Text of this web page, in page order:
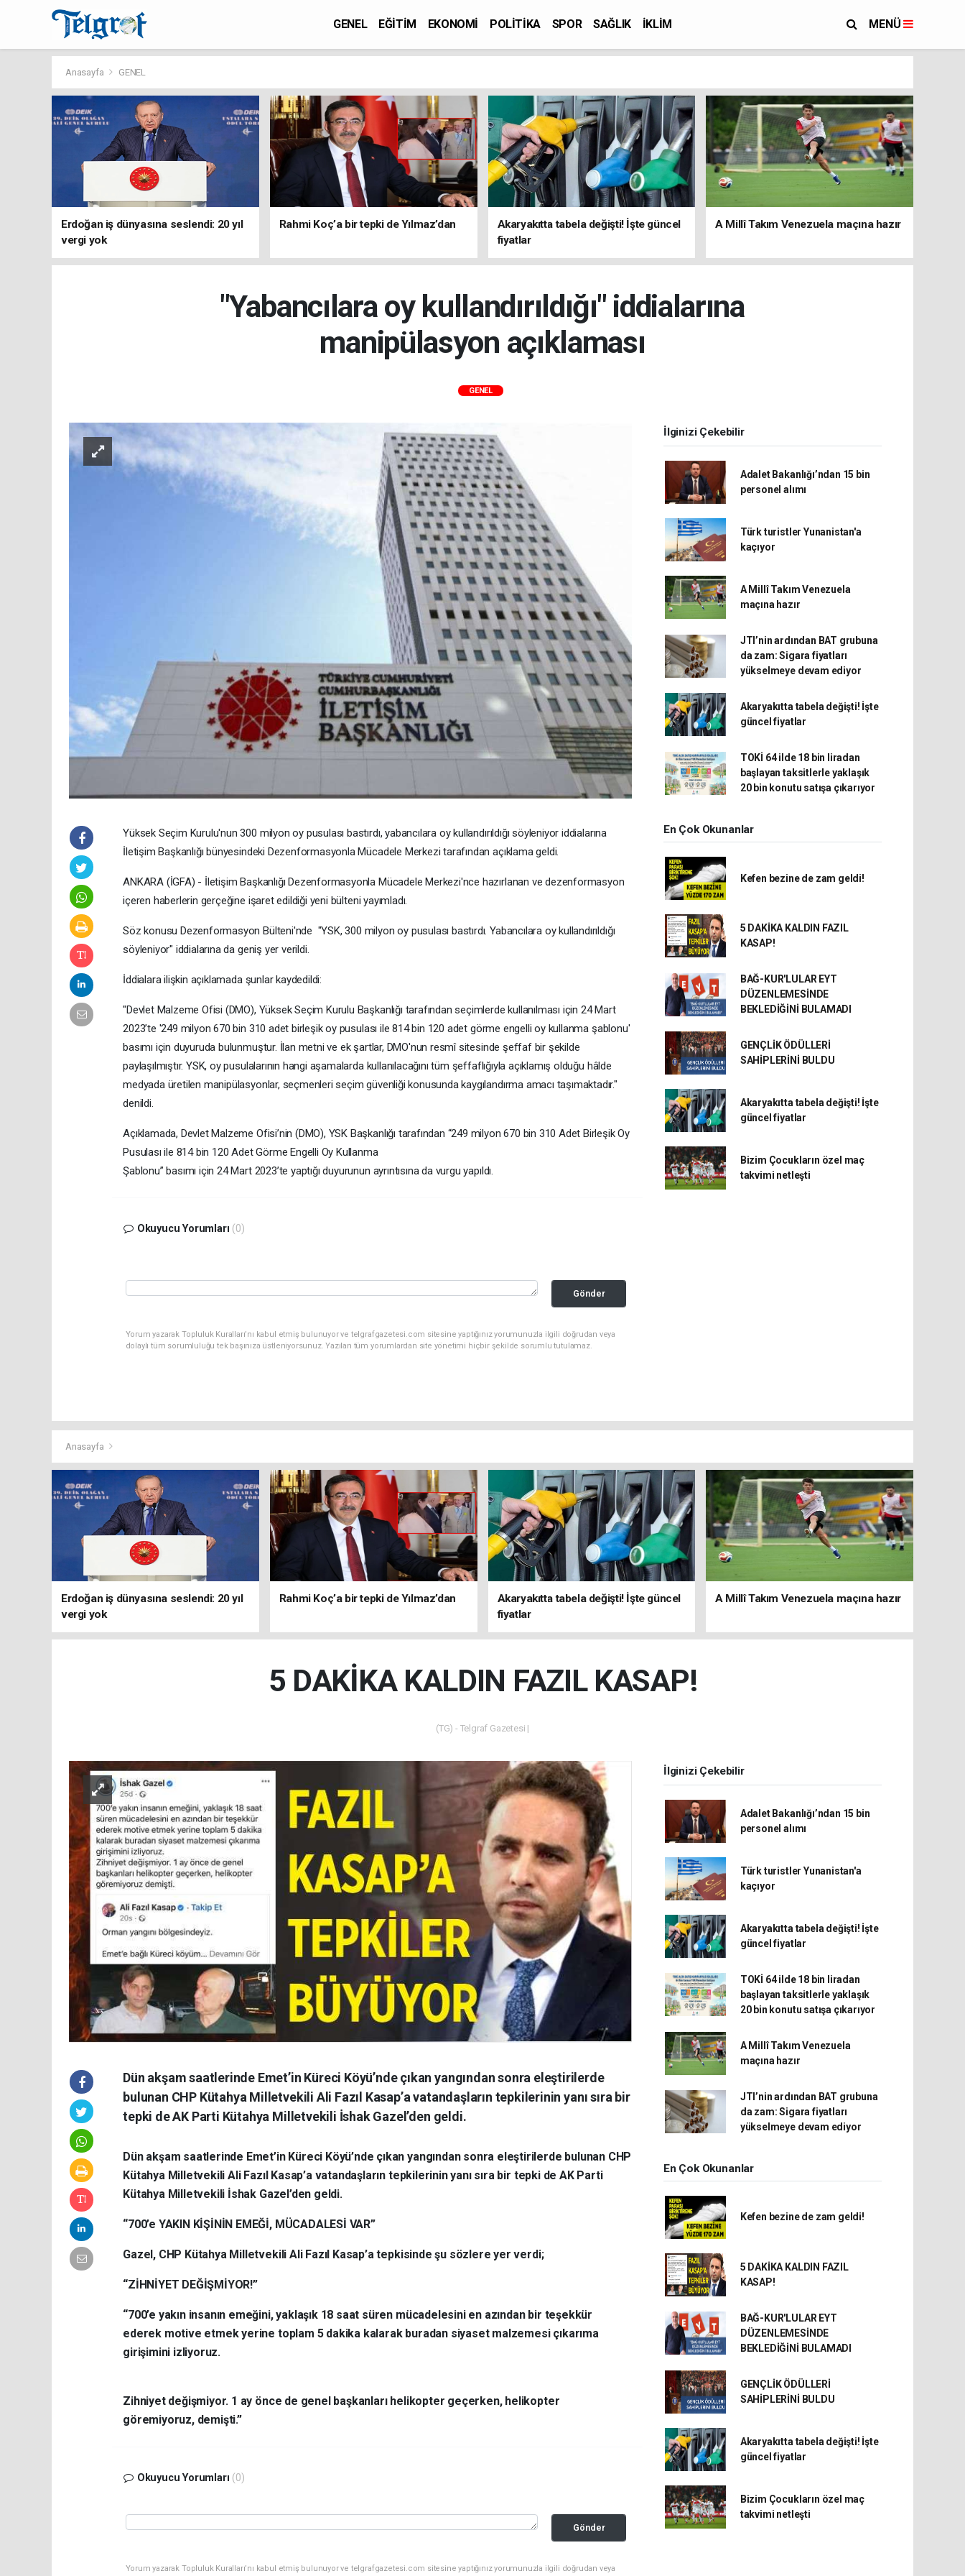
GENEL EĞİTİM EKONOMİ POLİTİKA SPOR SAĞLIK İKLİM MENÜ
Anasayfa GENEL
Erdoğan iş dünyasına seslendi: 20 yıl
vergi yok
Rahmi Koç’a bir tepki de Yılmaz’dan
Akaryakıtta tabela değişti! İşte güncel
fiyatlar
A Millî Takım Venezuela maçına hazır
"Yabancılara oy kullandırıldığı" iddialarına
manipülasyon açıklaması
GENEL
Yüksek Seçim Kurulu'nun 300 milyon oy pusulası bastırdı, yabancılara oy kullandırıldığı söyleniyor iddialarına
İletişim Başkanlığı bünyesindeki Dezenformasyonla Mücadele Merkezi tarafından açıklama geldi.
ANKARA (İGFA) - İletişim Başkanlığı Dezenformasyonla Mücadele Merkezi'nce hazırlanan ve dezenformasyon
içeren haberlerin gerçeğine işaret edildiği yeni bülteni yayımladı.
Söz konusu Dezenformasyon Bülteni'nde "YSK, 300 milyon oy pusulası bastırdı. Yabancılara oy kullandırıldığı
söyleniyor" iddialarına da geniş yer verildi.
İddialara ilişkin açıklamada şunlar kaydedildi:
"Devlet Malzeme Ofisi (DMO), Yüksek Seçim Kurulu Başkanlığı tarafından seçimlerde kullanılması için 24 Mart
2023’te '249 milyon 670 bin 310 adet birleşik oy pusulası ile 814 bin 120 adet görme engelli oy kullanma şablonu'
basımı için duyuruda bulunmuştur. İlan metni ve ek şartlar, DMO'nun resmî sitesinde şeffaf bir şekilde
paylaşılmıştır. YSK, oy pusulalarının hangi aşamalarda kullanılacağını tüm şeffaflığıyla açıklamış olduğu hâlde
medyada üretilen manipülasyonlar, seçmenleri seçim güvenliği konusunda kaygılandırma amacı taşımaktadır."
denildi.
Açıklamada, Devlet Malzeme Ofisi’nin (DMO), YSK Başkanlığı tarafından “249 milyon 670 bin 310 Adet Birleşik Oy
Pusulası ile 814 bin 120 Adet Görme Engelli Oy Kullanma
Şablonu” basımı için 24 Mart 2023’te yaptığı duyurunun ayrıntısına da vurgu yapıldı.
Okuyucu Yorumları (0)
Gönder
Yorum yazarak Topluluk Kuralları’nı kabul etmiş bulunuyor ve telgrafgazetesi.com sitesine yaptığınız yorumunuzla ilgili doğrudan veya
dolaylı tüm sorumluluğu tek başınıza üstleniyorsunuz. Yazılan tüm yorumlardan site yönetimi hiçbir şekilde sorumlu tutulamaz.
İlginizi Çekebilir
Adalet Bakanlığı’ndan 15 bin
personel alımı
Türk turistler Yunanistan'a
kaçıyor
A Millî Takım Venezuela
maçına hazır
JTI’nin ardından BAT grubuna
da zam: Sigara fiyatları
yükselmeye devam ediyor
Akaryakıtta tabela değişti! İşte
güncel fiyatlar
TOKİ 64 ilde 18 bin liradan
başlayan taksitlerle yaklaşık
20 bin konutu satışa çıkarıyor
En Çok Okunanlar
Kefen bezine de zam geldi!
5 DAKİKA KALDIN FAZIL
KASAP!
BAĞ-KUR'LULAR EYT
DÜZENLEMESİNDE
BEKLEDİĞİNİ BULAMADI
GENÇLİK ÖDÜLLERİ
SAHİPLERİNİ BULDU
Akaryakıtta tabela değişti! İşte
güncel fiyatlar
Bizim Çocukların özel maç
takvimi netleşti
Anasayfa
Erdoğan iş dünyasına seslendi: 20 yıl
vergi yok
Rahmi Koç’a bir tepki de Yılmaz’dan
Akaryakıtta tabela değişti! İşte güncel
fiyatlar
A Millî Takım Venezuela maçına hazır
5 DAKİKA KALDIN FAZIL KASAP!
(TG) - Telgraf Gazetesi |
Dün akşam saatlerinde Emet’in Küreci Köyü’nde çıkan yangından sonra eleştirilerde
bulunan CHP Kütahya Milletvekili Ali Fazıl Kasap’a vatandaşların tepkilerinin yanı sıra bir
tepki de AK Parti Kütahya Milletvekili İshak Gazel’den geldi.
Dün akşam saatlerinde Emet’in Küreci Köyü’nde çıkan yangından sonra eleştirilerde bulunan CHP
Kütahya Milletvekili Ali Fazıl Kasap’a vatandaşların tepkilerinin yanı sıra bir tepki de AK Parti
Kütahya Milletvekili İshak Gazel’den geldi.
“700’e YAKIN KİŞİNİN EMEĞİ, MÜCADALESİ VAR”
Gazel, CHP Kütahya Milletvekili Ali Fazıl Kasap’a tepkisinde şu sözlere yer verdi;
“ZİHNİYET DEĞİŞMİYOR!”
“700’e yakın insanın emeğini, yaklaşık 18 saat süren mücadelesini en azından bir teşekkür
ederek motive etmek yerine toplam 5 dakika kalarak buradan siyaset malzemesi çıkarıma
girişimini izliyoruz.
Zihniyet değişmiyor. 1 ay önce de genel başkanları helikopter geçerken, helikopter
göremiyoruz, demişti.”
Okuyucu Yorumları (0)
Gönder
Yorum yazarak Topluluk Kuralları’nı kabul etmiş bulunuyor ve telgrafgazetesi.com sitesine yaptığınız yorumunuzla ilgili doğrudan veya
İlginizi Çekebilir
Adalet Bakanlığı’ndan 15 bin
personel alımı
Türk turistler Yunanistan'a
kaçıyor
Akaryakıtta tabela değişti! İşte
güncel fiyatlar
TOKİ 64 ilde 18 bin liradan
başlayan taksitlerle yaklaşık
20 bin konutu satışa çıkarıyor
A Millî Takım Venezuela
maçına hazır
JTI’nin ardından BAT grubuna
da zam: Sigara fiyatları
yükselmeye devam ediyor
En Çok Okunanlar
Kefen bezine de zam geldi!
5 DAKİKA KALDIN FAZIL
KASAP!
BAĞ-KUR'LULAR EYT
DÜZENLEMESİNDE
BEKLEDİĞİNİ BULAMADI
GENÇLİK ÖDÜLLERİ
SAHİPLERİNİ BULDU
Akaryakıtta tabela değişti! İşte
güncel fiyatlar
Bizim Çocukların özel maç
takvimi netleşti